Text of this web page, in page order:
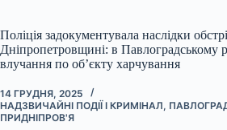
Поліція задокументувала наслідки
Дніпропетровщині: в Павлоградському
влучання по об’єкту харчування
14 ГРУДНЯ, 2025
НАДЗВИЧАЙНІ ПОДІЇ І КРИМІНАЛ,
ПРИДНІПРОВ'Я